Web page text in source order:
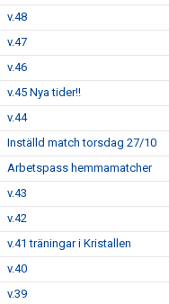
v.48
v.47
v.46
v.45 Nya tider!!
v.44
Inställd match torsdag 27/10
Arbetspass hemmamatcher
v.43
v.42
v.41 träningar i Kristallen
v.40
v.39